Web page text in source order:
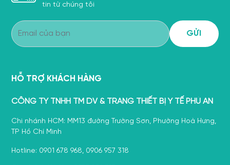
tin từ chúng tôi
HỖ TRỢ KHÁCH HÀNG
CÔNG TY TNHH TM DV & TRANG THIẾT BỊ Y TẾ PHÚ AN
Chi nhánh HCM: MM13 đường Trường Sơn, Phường Hoà Hưng,
TP Hồ Chí Minh
Hotline: 0901 678 968, 0906 957 318